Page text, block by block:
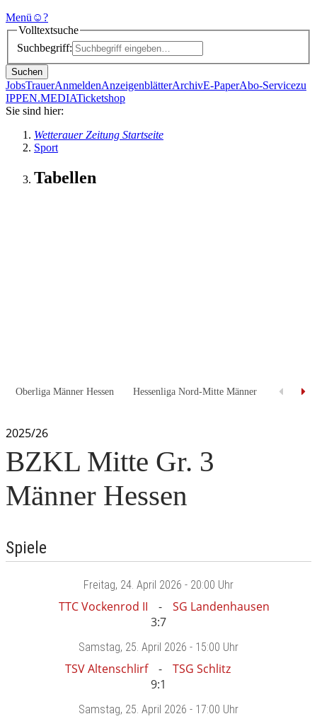
Menü ☺?
Volltextsuche
Suchbegriff:
Suchen
JobsTrauerAnmeldenAnzeigenblätterArchivE-PaperAbo-Servicezu
IPPEN.MEDIATicketshop
Sie sind hier:
Wetterauer Zeitung Startseite
Sport
Tabellen
Oberliga Männer Hessen Hessenliga Nord-Mitte Männer
2025/26
BZKL Mitte Gr. 3
Männer Hessen
Spiele
Freitag, 24. April 2026 - 20:00 Uhr
TTC Vockenrod II
SG Landenhausen
3:7
Samstag, 25. April 2026 - 15:00 Uhr
TSV Altenschlirf
TSG Schlitz
9:1
Samstag, 25. April 2026 - 17:00 Uhr